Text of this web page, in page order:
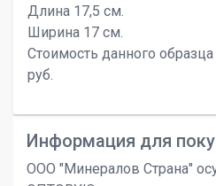
Длина 17,5 см.
Ширина 17 см.
Стоимость данного
руб.
Информация для
ООО "Минералов Страна"